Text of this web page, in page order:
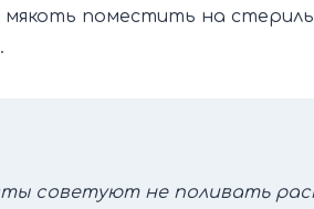
мякоть поместить на
советуют не поливать